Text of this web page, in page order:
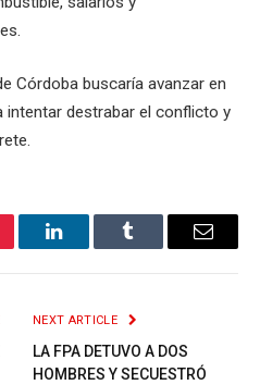
Córdoba buscaría avanzar en
intentar destrabar el conflicto y
LinkedInTumblr Email
NEXT ARTICLE
LA FPA DETUVO A DOS
HOMBRES Y SECUESTRÓ